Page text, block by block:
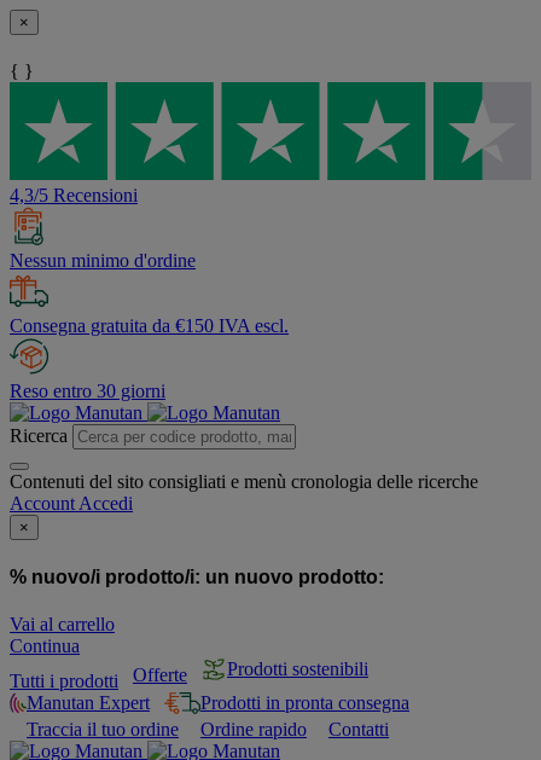
×
{ }
4,3/5 Recensioni
Nessun minimo d'ordine
Consegna gratuita da €150 IVA escl.
Reso entro 30 giorni
Ricerca
Contenuti del sito consigliati e menù cronologia delle ricerche
Account Accedi
×
% nuovo/i prodotto/i: un nuovo prodotto:
Vai al carrello
Continua
Tutti i prodotti
Offerte
Prodotti sostenibili
Manutan Expert
Prodotti in pronta consegna
Traccia il tuo ordine
Ordine rapido Contatti